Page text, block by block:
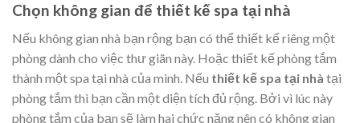
Chọn không gian để thiết kế spa tại nhà
Nếu không gian nhà bạn rộng bạn có thể thiết kế riêng một
phòng dành cho việc thư giãn này. Hoặc thiết kế phòng tắm
thành một spa tại nhà của mình. Nếu thiết kế spa tại nhà tại
phòng tắm thì bạn cần một diện tích đủ rộng. Bởi vì lúc này
phòng tắm của bạn sẽ làm hai chức năng nên có không gian